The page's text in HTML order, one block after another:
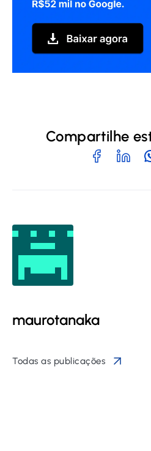
Compartilhe
maurotanaka
Todas as publicações